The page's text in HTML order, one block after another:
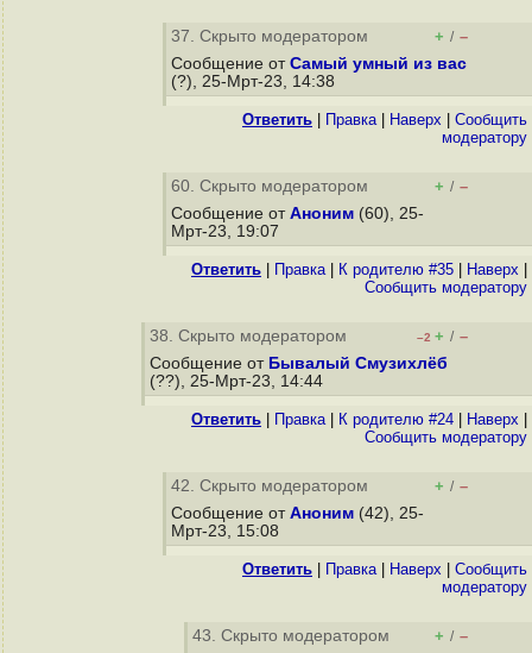
37. Скрыто модератором + / –
Сообщение от Самый умный из вас
(?), 25-Мрт-23, 14:38
Ответить Правка| Наверх
Cообщить
модератору
60. Скрыто модератором + / –
Сообщение от Аноним (60), 25-
Мрт-23, 19:07
Ответить Правка| К родителю #35 Наверх
Cообщить модератору
38. Скрыто модератором –2 + / –
Сообщение от Бывалый Смузихлёб
(??), 25-Мрт-23, 14:44
Ответить Правка| К родителю #24 Наверх
Cообщить модератору
42. Скрыто модератором + / –
Сообщение от Аноним (42), 25-
Мрт-23, 15:08
Ответить Правка| Наверх
Cообщить
модератору
43. Скрыто модератором + / –